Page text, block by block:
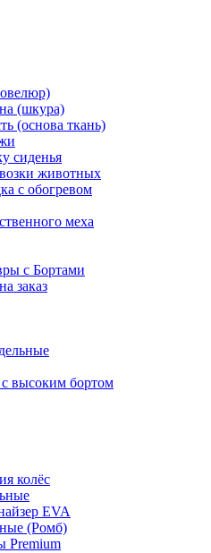
(шкура)
(основа ткань)
сиденья
животных
с обогревом
меха
с Бортами
заказ
высоким бортом
колёс
EVA
(Ромб)
Premium